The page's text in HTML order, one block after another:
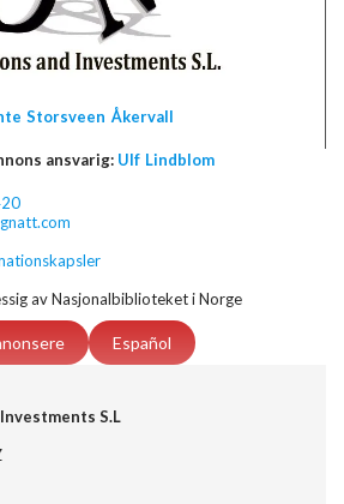
Storsveen Åkervall
ansvarig: Ulf Lindblom
av Nasjonalbiblioteket i Norge
Español
S.L